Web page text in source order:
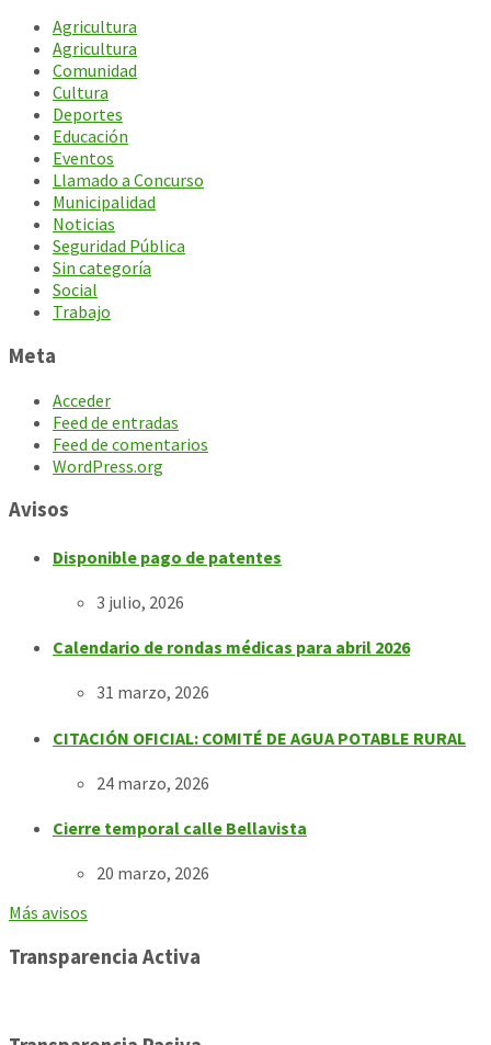
Agricultura
Agricultura
Comunidad
Cultura
Deportes
Educación
Eventos
Llamado a Concurso
Municipalidad
Noticias
Seguridad Pública
Sin categoría
Social
Trabajo
Meta
Acceder
Feed de entradas
Feed de comentarios
WordPress.org
Avisos
Disponible pago de patentes
3 julio, 2026
Calendario de rondas médicas para abril 2026
31 marzo, 2026
CITACIÓN OFICIAL: COMITÉ DE AGUA POTABLE RURAL
24 marzo, 2026
Cierre temporal calle Bellavista
20 marzo, 2026
Más avisos
Transparencia Activa